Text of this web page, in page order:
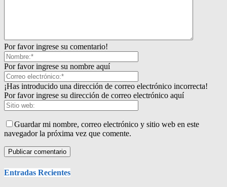
Por favor ingrese su comentario!
Por favor ingrese su nombre aquí
¡Has introducido una dirección de correo electrónico incorrecta!
Por favor ingrese su dirección de correo electrónico aquí
Guardar mi nombre, correo electrónico y sitio web en este
navegador la próxima vez que comente.
Entradas Recientes